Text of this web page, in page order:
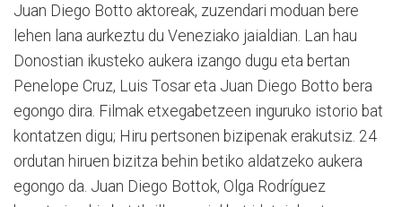
Juan Diego Botto aktoreak, zuzendari moduan bere
lehen lana aurkeztu du Veneziako jaialdian. Lan hau
Donostian ikusteko aukera izango dugu eta bertan
Penelope Cruz, Luis Tosar eta Juan Diego Botto bera
egongo dira. Filmak etxegabetzeen inguruko istorio bat
kontatzen digu; Hiru pertsonen bizipenak erakutsiz. 24
ordutan hiruen bizitza behin betiko aldatzeko aukera
egongo da. Juan Diego Bottok, Olga Rodríguez